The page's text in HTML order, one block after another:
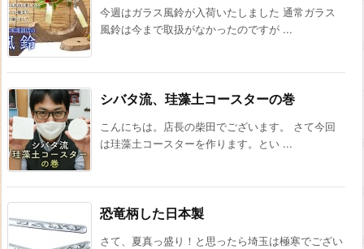
今週はガラス風鈴が入荷いたしました 通常ガラス
風鈴は今まで取扱がなかったのですが ...
シバタ流、珪藻土コースターの巻
こんにちは。店長の柴田でございます。 さて今回
は珪藻土コースターを作ります。とい ...
恐竜柄した日本製
さて、夏真っ盛り！と思ったら埼玉は極寒でござい